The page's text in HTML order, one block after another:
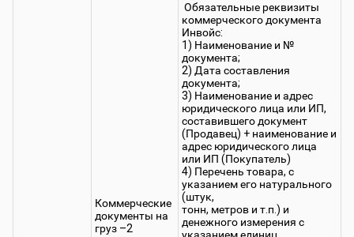
Коммерческие
документы на
груз –2
Обязательные реквизиты
коммерческого документа
Инвойс:
1) Наименование и №
документа;
2) Дата составления
документа;
3) Наименование и адрес
юридического лица или ИП,
составившего документ
(Продавец) + наименование и
адрес юридического лица
или ИП (Покупатель)
4) Перечень товара, с
указанием его натурального
(штук,
тонн, метров и т.п.) и
денежного измерения с